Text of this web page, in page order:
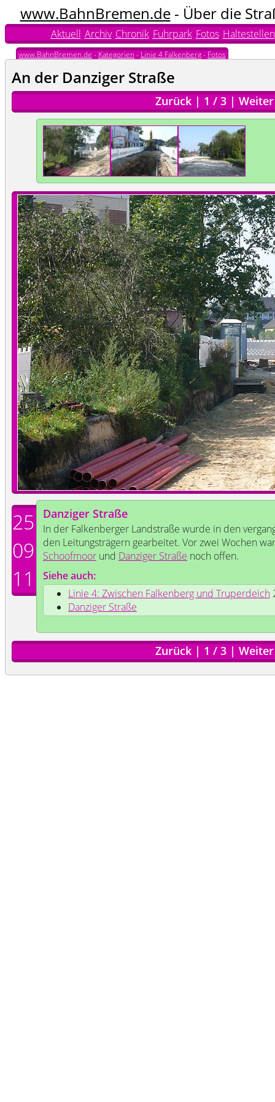
www.BahnBremen.de- Über die
Aktuell Archiv Chronik Fuhrpark Fotos Haltestellen
www.BahnBremen.de - Kategorien - Linie 4 Falkenberg- Fotos
An der Danziger Straße
Zurück | 1 / 3 | Weiter
25
09
11
Danziger Straße
In der Falkenberger Landstraße wurde in den
den Leitungsträgern gearbeitet. Vor zwei Wochen
Schoofmoor und Danziger Straße noch offen.
Siehe auch:
Linie 4: Zwischen Falkenberg und Truperdeich
Danziger Straße
Zurück | 1 / 3 | Weiter